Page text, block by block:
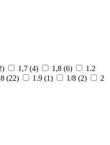
) 1,7 (4) 1,8 (6)
1.2
(22) 1.9 (1) 1/8 (2)
2